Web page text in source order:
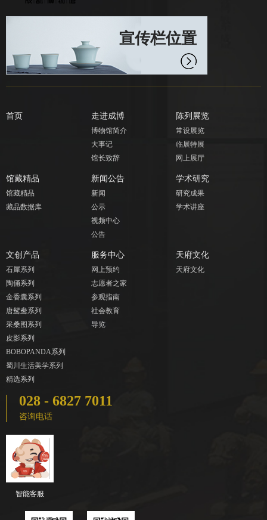
宣传栏位置
首页 走进成博
博物馆简介
大事记
馆长致辞
陈列展览
常设展览
临展特展
网上展厅
馆藏精品
馆藏精品
藏品数据库
新闻公告
新闻
公示
视频中心
公告
学术研究
研究成果
学术讲座
文创产品
石犀系列
陶俑系列
金香囊系列
唐鸳鸯系列
采桑图系列
皮影系列
BOBOPANDA系列
蜀川生活美学系列
精选系列
服务中心
网上预约
志愿者之家
参观指南
社会教育
导览
天府文化
天府文化
028 - 6827 7011
咨询电话
智能客服